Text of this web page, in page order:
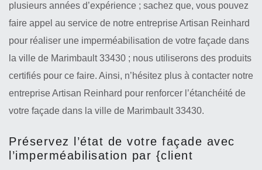
plusieurs années d’expérience ; sachez que, vous pouvez
faire appel au service de notre entreprise Artisan Reinhard
pour réaliser une imperméabilisation de votre façade dans
la ville de Marimbault 33430 ; nous utiliserons des produits
certifiés pour ce faire. Ainsi, n’hésitez plus à contacter notre
entreprise Artisan Reinhard pour renforcer l’étanchéité de
votre façade dans la ville de Marimbault 33430.
Préservez l’état de votre façade avec
l’imperméabilisation par {client